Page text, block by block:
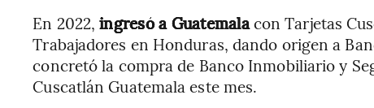
En 2022,ingresó a Guatemalacon Tarjetas
Trabajadores en Honduras, dando origen a
concretó la compra de Banco Inmobiliario y
Cuscatlán Guatemala este mes.